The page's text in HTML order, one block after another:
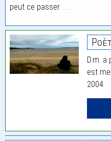
peut ce passer. . . . .
D.m.
est
2004.